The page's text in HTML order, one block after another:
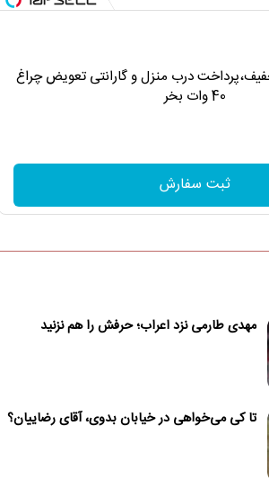
با 29%تخفیف،پرداخت درب منزل و گارانتی تعویض چراغ
40 وات بخر
ثبت سفارش
مهدی طارمی نزد اعراب؛ حرفش را هم نزنید
تا کی می‌خواهی در خیابان بدوی، آقای رضاییان؟